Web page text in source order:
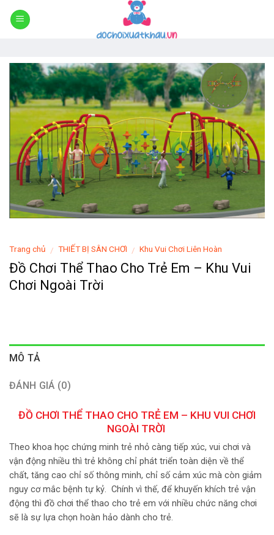
Skip
Trang chủ / THIẾT BỊ SÂN CHƠI / Khu Vui Chơi Liên Hoàn
Đồ Chơi Thể Thao Cho Trẻ Em – Khu Vui
Chơi Ngoài Trời
MÔ TẢ
ĐÁNH GIÁ (0)
ĐỒ CHƠI THỂ THAO CHO TRẺ EM – KHU VUI CHƠI
NGOÀI TRỜI
Theo khoa học chứng minh trẻ nhỏ càng tiếp xúc, vui chơi và
vận động nhiều thì trẻ không chỉ phát triển toàn diện về thể
chất, tăng cao chỉ số thông minh, chỉ số cảm xúc mà còn giảm
nguy cơ mắc bệnh tự kỷ. Chính vì thế, để khuyến khích trẻ vận
động thì đồ chơi thể thao cho trẻ em với nhiều chức năng chơi
sẽ là sự lựa chọn hoàn hảo dành cho trẻ.